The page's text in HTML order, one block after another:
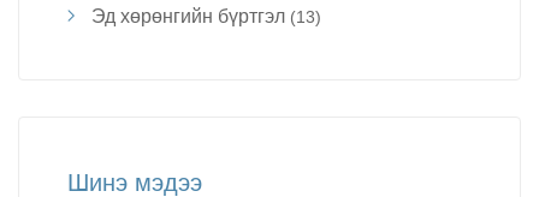
Эд хөрөнгийн бүртгэл (13)
Шинэ мэдээ